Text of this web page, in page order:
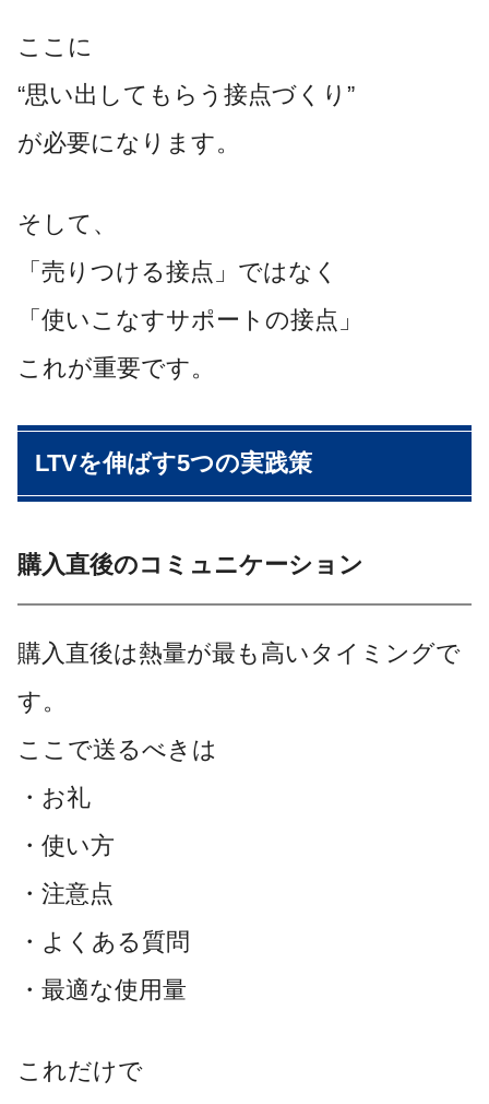
ここに
“思い出してもらう接点づくり”
が必要になります。
そして、
「売りつける接点」ではなく
「使いこなすサポートの接点」
これが重要です。
LTVを伸ばす5つの実践策
購入直後のコミュニケーション
購入直後は熱量が最も高いタイミングで
す。
ここで送るべきは
・お礼
・使い方
・注意点
・よくある質問
・最適な使用量
これだけで